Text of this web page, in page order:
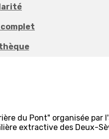
du Pont" organisée par
extractive des Deux-